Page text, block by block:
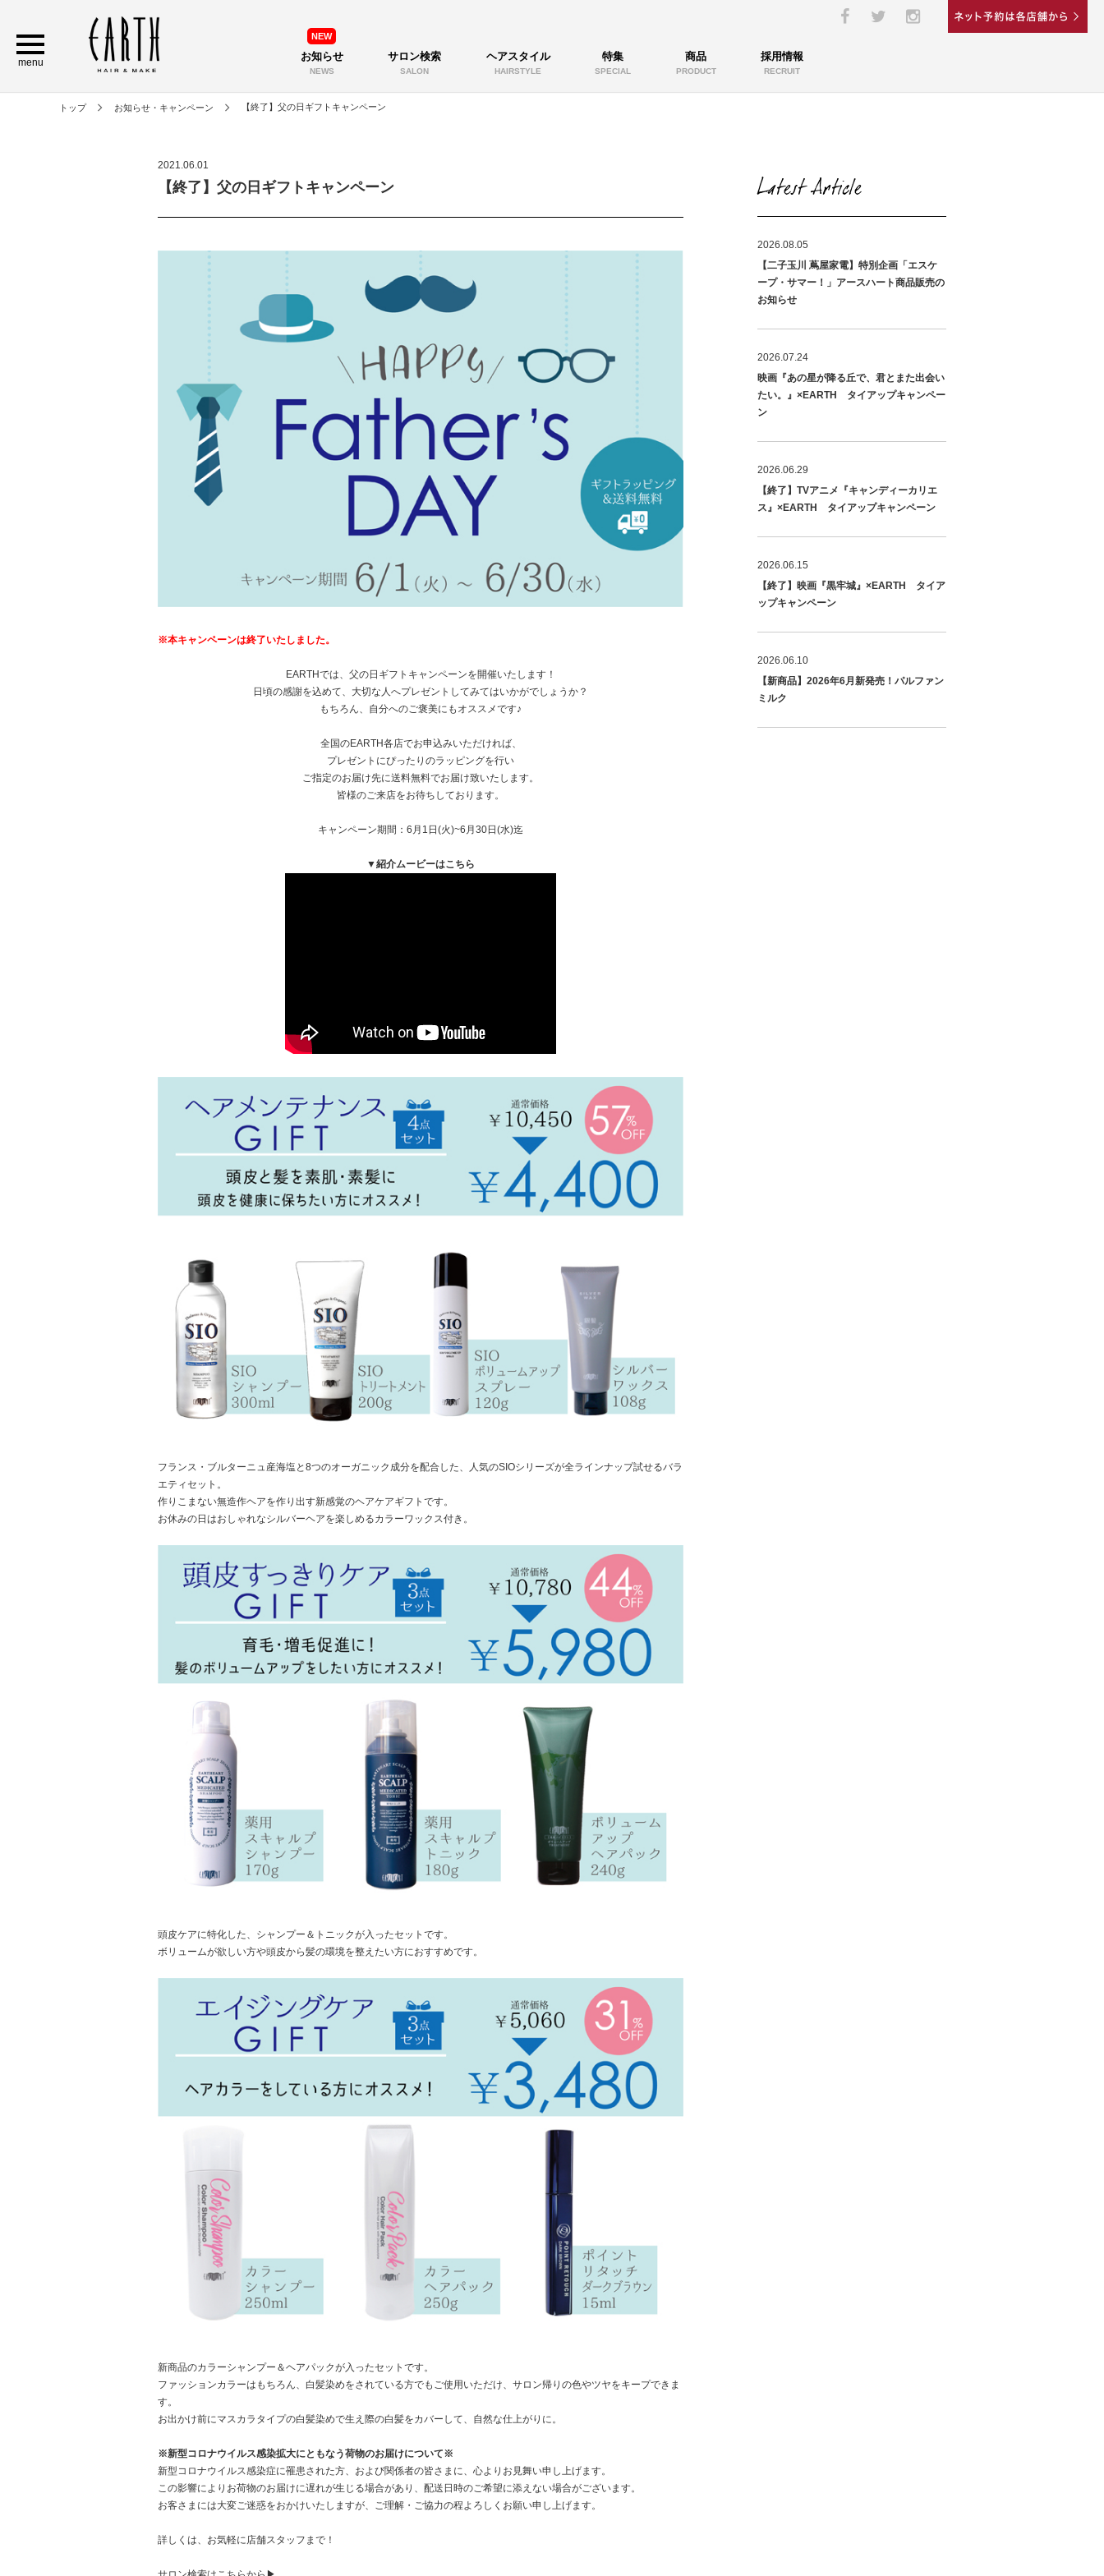
NEW
お知らせ
NEWS
サロン検索
SALON
ヘアスタイル
HAIRSTYLE
特集
SPECIAL
商品
PRODUCT
採用情報
RECRUIT
menu
トップ お知らせ・キャンペーン 【終了】父の日ギフトキャンペーン
2021.06.01
【終了】父の日ギフトキャンペーン
※本キャンペーンは終了いたしました。
EARTHでは、父の日ギフトキャンペーンを開催いたします！
日頃の感謝を込めて、大切な人へプレゼントしてみてはいかがでしょうか？
もちろん、自分へのご褒美にもオススメです♪
全国のEARTH各店でお申込みいただければ、
プレゼントにぴったりのラッピングを行い
ご指定のお届け先に送料無料でお届け致いたします。
皆様のご来店をお待ちしております。
キャンペーン期間：6月1日(火)~6月30日(水)迄
▼紹介ムービーはこちら
フランス・ブルターニュ産海塩と8つのオーガニック成分を配合した、人気のSIOシリーズが全ラインナップ試せるバラ
エティセット。
作りこまない無造作ヘアを作り出す新感覚のヘアケアギフトです。
お休みの日はおしゃれなシルバーヘアを楽しめるカラーワックス付き。
頭皮ケアに特化した、シャンプー＆トニックが入ったセットです。
ボリュームが欲しい方や頭皮から髪の環境を整えたい方におすすめです。
新商品のカラーシャンプー＆ヘアパックが入ったセットです。
ファッションカラーはもちろん、白髪染めをされている方でもご使用いただけ、サロン帰りの色やツヤをキープできま
す。
お出かけ前にマスカラタイプの白髪染めで生え際の白髪をカバーして、自然な仕上がりに。
※新型コロナウイルス感染拡大にともなう荷物のお届けについて※
新型コロナウイルス感染症に罹患された方、および関係者の皆さまに、心よりお見舞い申し上げます。
この影響によりお荷物のお届けに遅れが生じる場合があり、配送日時のご希望に添えない場合がございます。
お客さまには大変ご迷惑をおかけいたしますが、ご理解・ご協力の程よろしくお願い申し上げます。
詳しくは、お気軽に店舗スタッフまで！
Latest Article
2026.08.05
【二子玉川 蔦屋家電】特別企画「エスケ
ープ・サマー！」アースハート商品販売の
お知らせ
2026.07.24
映画『あの星が降る丘で、君とまた出会い
たい。』×EARTH タイアップキャンペー
ン
2026.06.29
【終了】TVアニメ『キャンディーカリエ
ス』×EARTH タイアップキャンペーン
2026.06.15
【終了】映画『黒牢城』×EARTH タイア
ップキャンペーン
2026.06.10
【新商品】2026年6月新発売！パルファン
ミルク